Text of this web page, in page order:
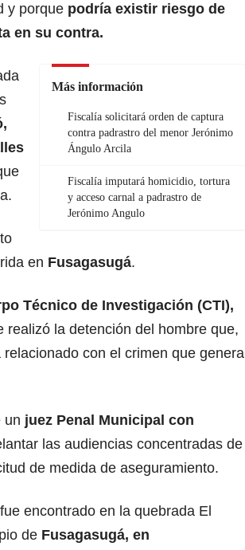
y porque podría existir riesgo de
en su contra.
Más información
Fiscalía solicitará orden de captura
contra padrastro del menor Jerónimo
Ángulo Arcila
Fiscalía imputará homicidio, tortura
y acceso carnal a padrastro de
Jerónimo Angulo
en Fusagasugá.
Técnico de Investigación (CTI),
la detención del hombre que,
con el crimen que genera
un juez Penal Municipal con
las audiencias concentradas de
de medida de aseguramiento.
encontrado en la quebrada El
de Fusagasugá, en